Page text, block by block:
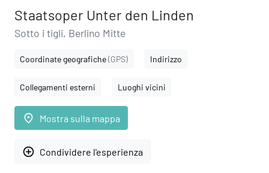
Staatsoper Unter den Linden
Sotto i tigli, Berlino Mitte
Coordinate geografiche(GPS) Indirizzo
Collegamenti esterni Luoghi vicini
place Mostra sulla mappa
add_circle_outline Condividere l'esperienza